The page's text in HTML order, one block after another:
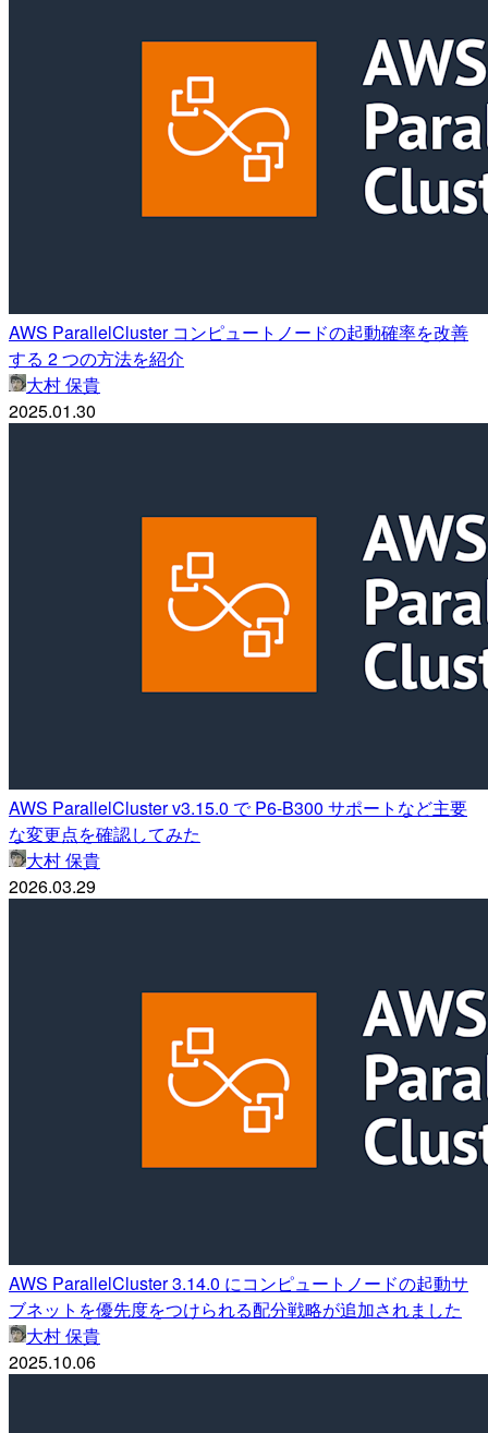
AWS ParallelCluster コンピュートノードの起動確率を改善
する 2 つの方法を紹介
大村 保貴
2025.01.30
AWS ParallelCluster v3.15.0 で P6-B300 サポートなど主要
な変更点を確認してみた
大村 保貴
2026.03.29
AWS ParallelCluster 3.14.0 にコンピュートノードの起動サ
ブネットを優先度をつけられる配分戦略が追加されました
大村 保貴
2025.10.06